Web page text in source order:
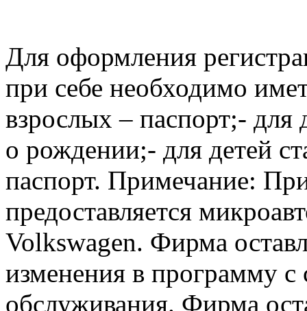
Для оформления
при себе необходимо
взрослых – паспорт;- для
о рождении;- для детей
паспорт. Примечание:
предоставляется
Volkswagen. Фирма
изменения в программу с
обслуживания. Фирма